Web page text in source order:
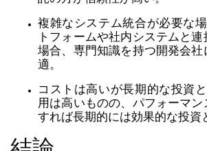
複雑なシステム統合が必要な
トフォームや社内システムと
場合、専門知識を持つ開発会社
適。
コストは高いが長期的な投資
用は高いものの、パフォーマ
すれば長期的には効果的な投資